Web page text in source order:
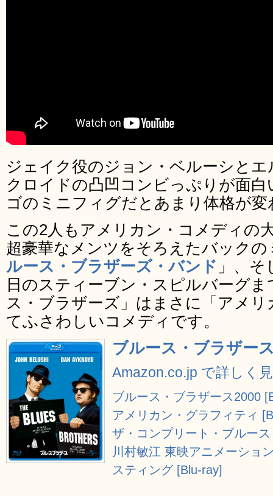
ジェイク役のジョン・ベルーシと
クロイドの凸凹コンビっぷりが面
ゴのミニフィグだとあまり体格が
この2人もアメリカン・コメディの
超豪華なメンツをそろえたバック
ルース・ブラザーズ・バンド 」、
日のスティーブン・スピルバーグ
ス・ブラザーズ」はまさに「アメ
てふさわしいコメディです。
ブルース・ブラザー
Amazon.co.jp で詳しく
ブルース・ブラザース2000
アメリカン・グラフィティ
ザ・コンプリート・ブルー
川村敏江 東映アニメーショ
スティング [Blu-ray]